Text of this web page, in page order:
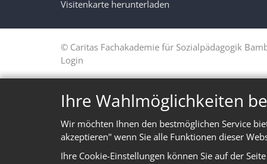
Ihre Wahlmöglichkeiten
Wir möchten Ihnen den bestmöglichen Service
akzeptieren" wenn Sie alle Funktionen dieser
Ihre Cookie-Einstellungen können Sie auf der
Visitenkarte herunterladen
© Caritas Fachakademie für Sozialpädagogik
Login